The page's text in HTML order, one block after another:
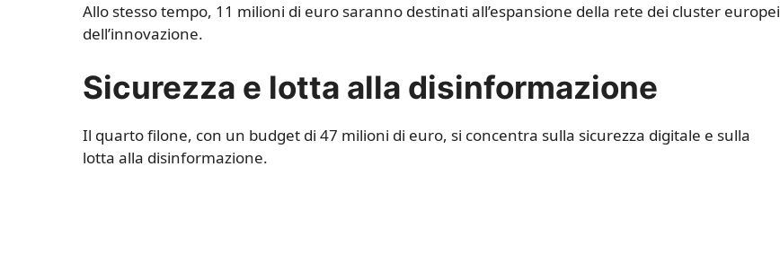
Allo stesso tempo, 11 milioni di euro saranno destinati all’espansione della rete dei cluster europei
dell’innovazione.
Sicurezza e lotta alla disinformazione
Il quarto filone, con un budget di 47 milioni di euro, si concentra sulla sicurezza digitale e sulla
lotta alla disinformazione.